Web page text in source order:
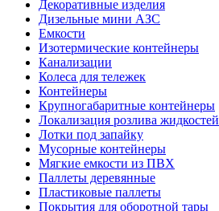
Декоративные изделия
Дизельные мини АЗС
Емкости
Изотермические контейнеры
Канализации
Колеса для тележек
Контейнеры
Крупногабаритные контейнеры
Локализация розлива жидкостей
Лотки под запайку
Мусорные контейнеры
Мягкие емкости из ПВХ
Паллеты деревянные
Пластиковые паллеты
Покрытия для оборотной тары